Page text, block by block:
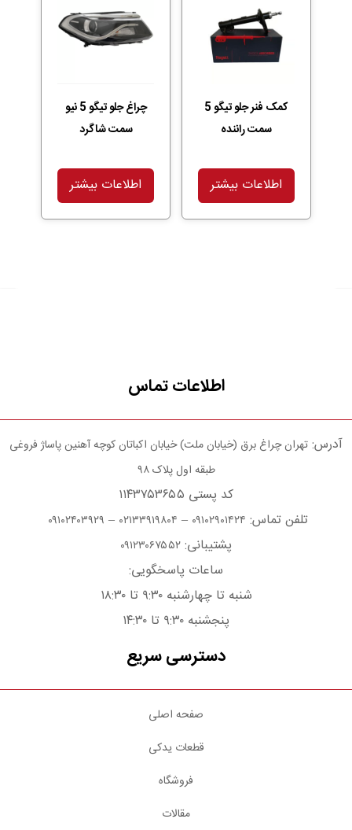
کمک فنر جلو تیگو 5
سمت راننده
اطلاعات بیشتر
چراغ جلو تیگو 5 نیو
سمت شاگرد
اطلاعات بیشتر
اطلاعات تماس
آدرس: تهران چراغ برق (خیابان ملت) خیابان اکباتان کوچه آهنین پاساژ فروغی
طبقه اول پلاک ۹۸
کد پستی ۱۱۴۳۷۵۳۶۵۵
تلفن تماس: ۰۹۱۰۲۹۰۱۴۲۴ – ۰۲۱۳۳۹۱۹۸۰۴ – ۰۹۱۰۲۴۰۳۹۲۹
پشتیبانی: ۰۹۱۲۳۰۶۷۵۵۲
ساعات پاسخگویی:
شنبه تا چهارشنبه ۹:۳۰ تا ۱۸:۳۰
پنجشنبه ۹:۳۰ تا ۱۴:۳۰
دسترسی سریع
صفحه اصلی
قطعات یدکی
فروشگاه
مقالات